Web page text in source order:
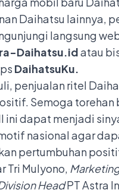
Daihatsu lainnya,
langsung
Daihatsu.idatau
DaihatsuKu.
penjualan ritel
Semoga torehan
ini dapat menjadi
nasional agar
pertumbuhan
Tri Mulyono,
HeadPT Astra